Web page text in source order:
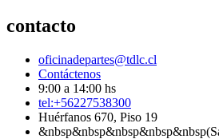
contacto
oficinadepartes@tdlc.cl
Contáctenos
9:00 a 14:00 hs
tel:+56227538300
Huérfanos 670, Piso 19